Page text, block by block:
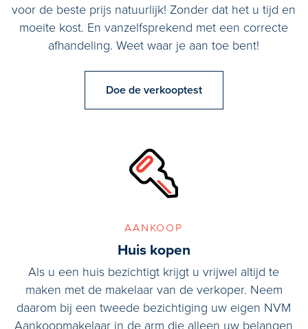
voor de beste prijs natuurlijk! Zonder dat het u tijd en
moeite kost. En vanzelfsprekend met een correcte
afhandeling. Weet waar je aan toe bent!
Doe de verkooptest
aankoop
Huis kopen
Als u een huis bezichtigt krijgt u vrijwel altijd te
maken met de makelaar van de verkoper. Neem
daarom bij een tweede bezichtiging uw eigen NVM
Aankoopmakelaar in de arm die alleen uw belangen